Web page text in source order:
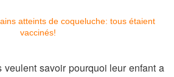
veulent savoir pourquoi leur enfant a